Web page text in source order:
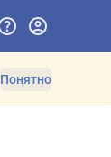
Понятно